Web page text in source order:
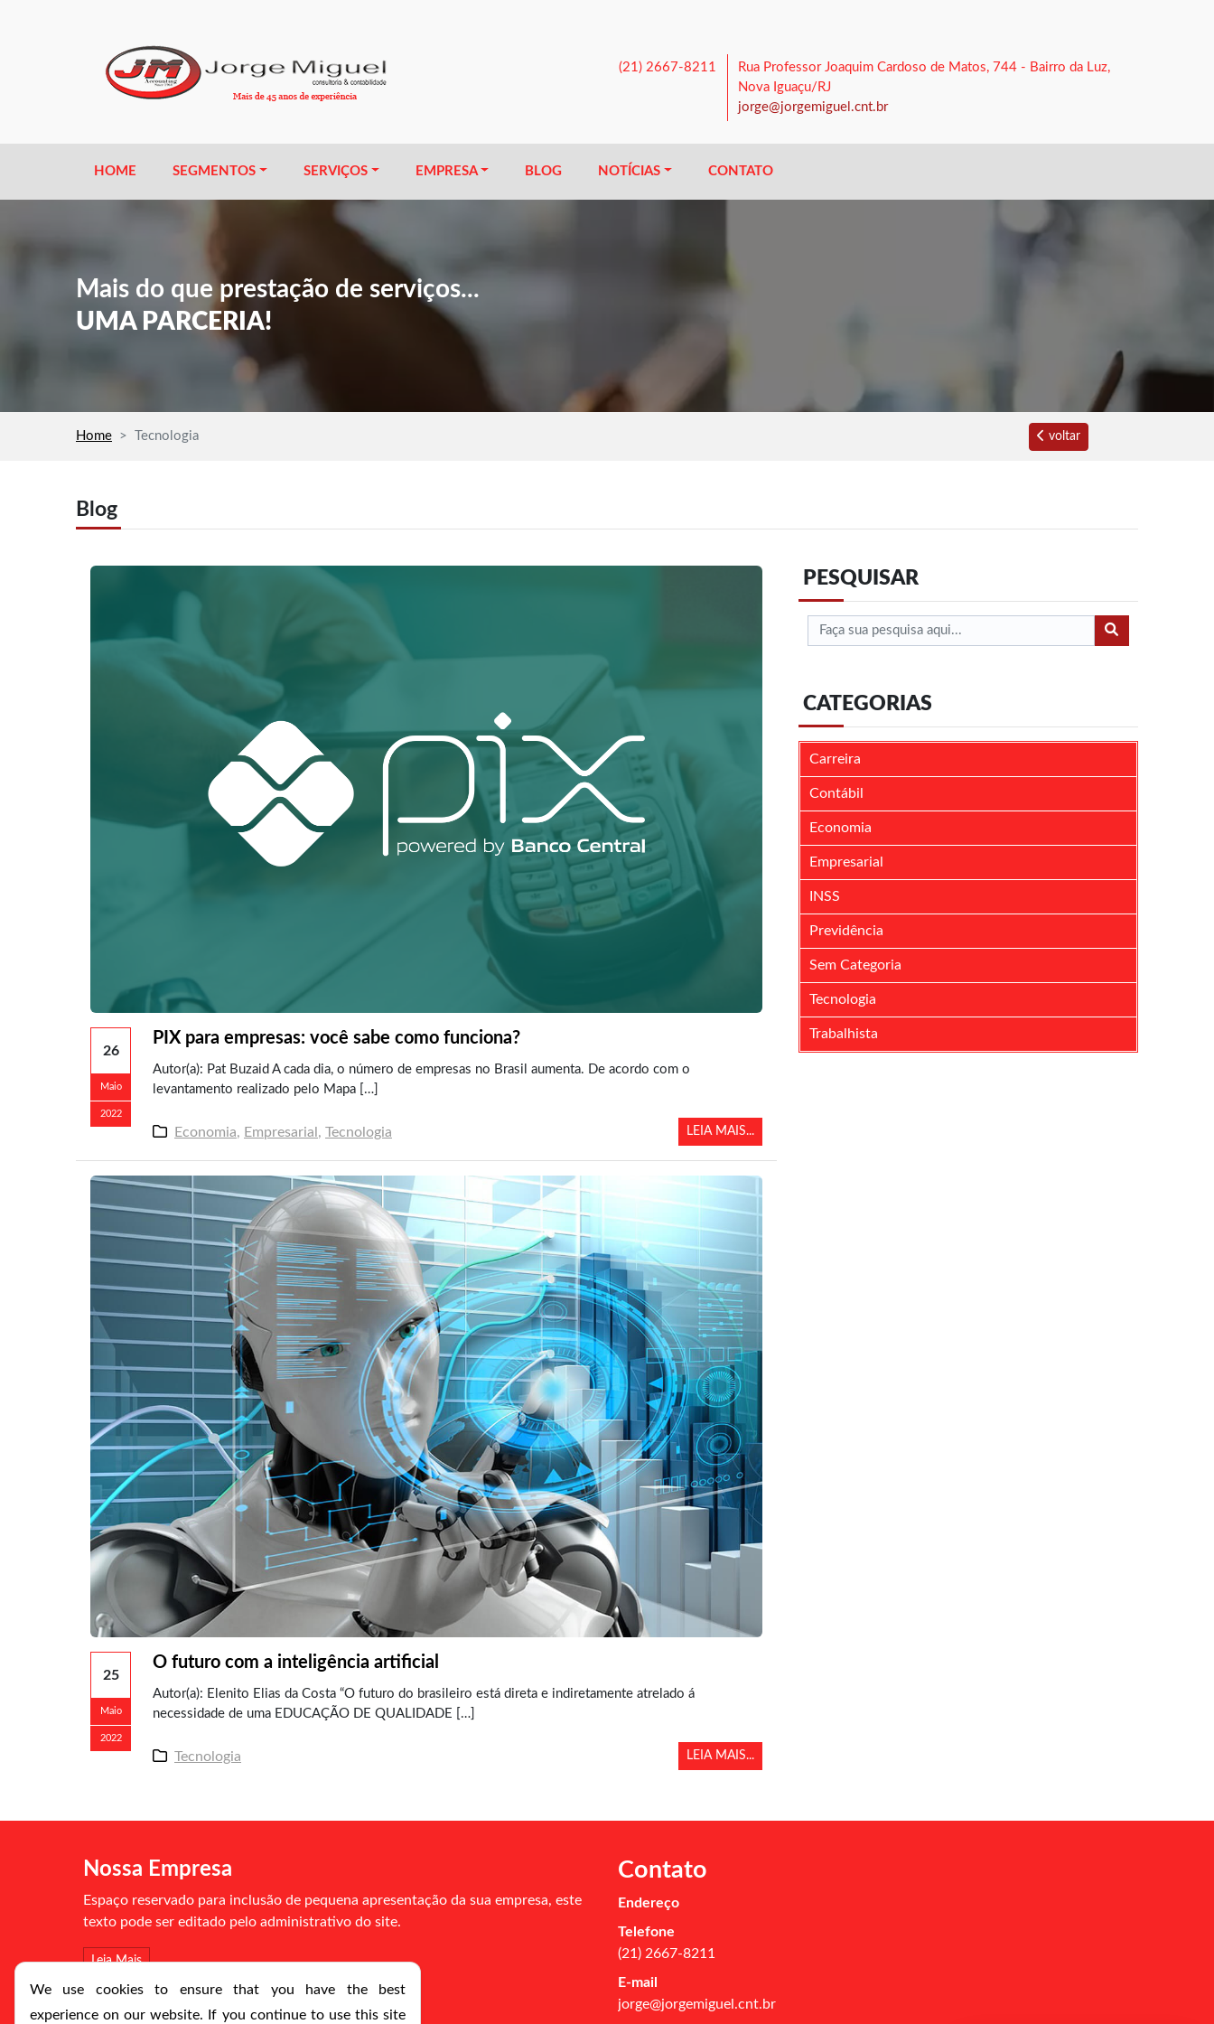
Rua Professor Joaquim Cardoso de Matos, 744 - Bairro da Luz,
Nova Iguaçu/RJ
jorge@jorgemiguel.cnt.br
(21) 2667-8211
HOME SEGMENTOS SERVIÇOS EMPRESA BLOG NOTÍCIAS CONTATO
Mais do que prestação de serviços...
UMA PARCERIA!
Home Tecnologia voltar
Blog
26
Maio
2022
PIX para empresas: você sabe como funciona?
Autor(a): Pat Buzaid A cada dia, o número de empresas no Brasil aumenta. De acordo com o
levantamento realizado pelo Mapa […]
Economia, Empresarial , Tecnologia LEIA MAIS...
25
Maio
2022
O futuro com a inteligência artificial
Autor(a): Elenito Elias da Costa “O futuro do brasileiro está direta e indiretamente atrelado á
necessidade de uma EDUCAÇÃO DE QUALIDADE […]
Tecnologia LEIA MAIS...
PESQUISAR
CATEGORIAS
Carreira
Contábil
Economia
Empresarial
INSS
Previdência
Sem Categoria
Tecnologia
Trabalhista
Nossa Empresa
Espaço reservado para inclusão de pequena apresentação da sua empresa, este
texto pode ser editado pelo administrativo do site.
Leia Mais
Contato
Endereço
Telefone
(21) 2667-8211
E-mail
jorge@jorgemiguel.cnt.br
We use cookies to ensure that you have the best
experience on our website. If you continue to use this site